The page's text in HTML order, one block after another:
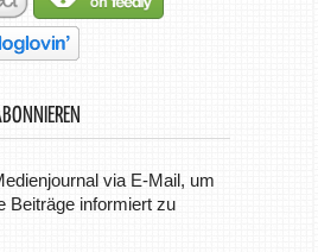
via E-Mail, um
Beiträge informiert zu